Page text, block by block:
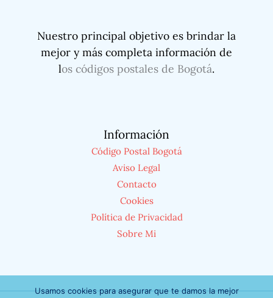
Nuestro principal objetivo es brindar la
mejor y más completa información de
los códigos postales de Bogotá.
Información
Código Postal Bogotá
Aviso Legal
Contacto
Cookies
Política de Privacidad
Sobre Mi
Usamos cookies para asegurar que te damos la mejor